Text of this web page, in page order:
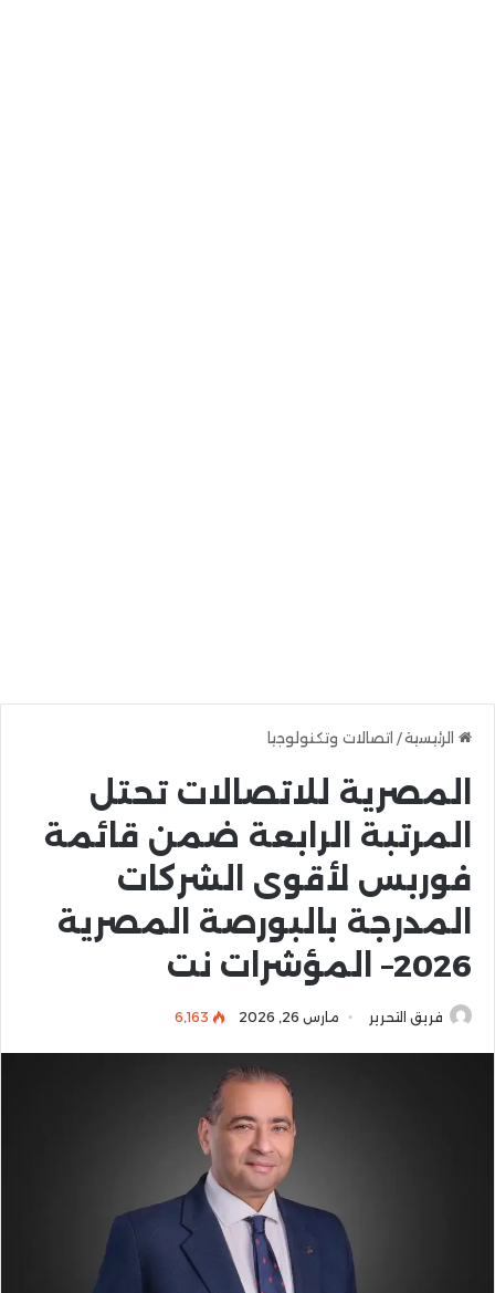
الرئيسية/ اتصالات وتكنولوجيا
المصرية للاتصالات تحتل
المرتبة الرابعة ضمن قائمة
فوربس لأقوى الشركات
المدرجة بالبورصة المصرية
2026– المؤشرات نت
فريق التحرير مارس 26, 2026 6٬163